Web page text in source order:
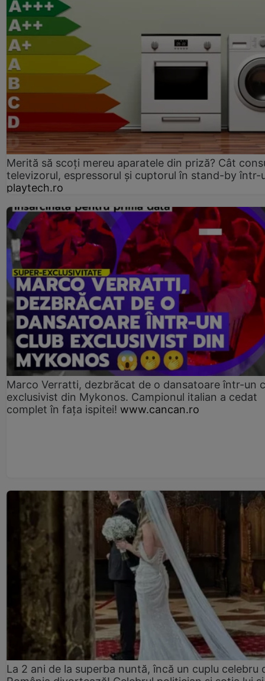
Merită să scoți mereu aparatele din priză? Cât
televizorul, espressorul și cuptorul în stand-by într-
playtech.ro
Marco Verratti, dezbrăcat de o dansatoare într-un
exclusivist din Mykonos. Campionul italian a cedat
complet în fața ispitei! www.cancan.ro
La 2 ani de la superba nuntă, încă un cuplu celebru